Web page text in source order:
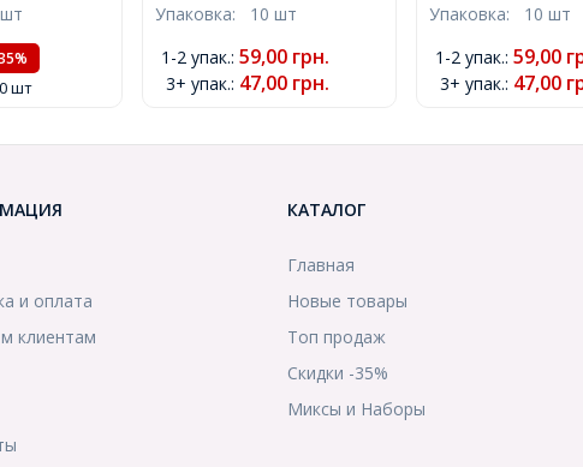
тие 1.5мм,
шт
Размер: 40х39х2мм, Отв-
Упаковка: 10 шт
1-2 упак.: 59,00 грн.
3+ упак.: 47,00 грн.
40х39х2мм, Отв-
Упаковка: 10 шт
1-2 упак.: 59,00
3+ упак.: 47,00
и оплата
клиентам
КАТАЛОГ
Главная
Новые товары
Топ продаж
Скидки -35%
Миксы и Наборы